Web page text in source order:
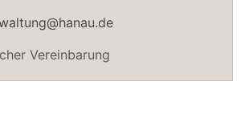
Vereinbarung